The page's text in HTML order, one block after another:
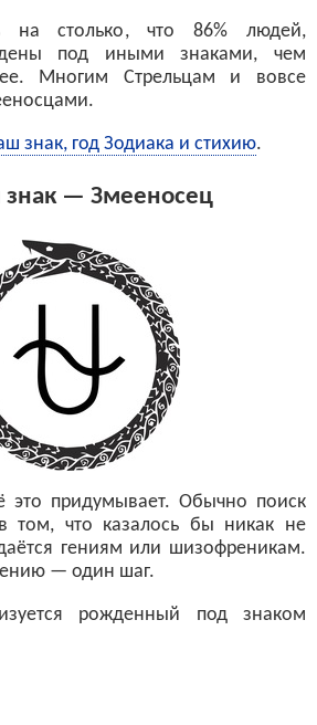
на столько, что 86% людей,
под иными знаками, чем
Многим Стрельцам и вовсе
знак, год Зодиака и стихию.
— Змееносец
это придумывает. Обычно поиск
том, что казалось бы никак не
гениям или шизофреникам.
— один шаг.
рожденный под знаком